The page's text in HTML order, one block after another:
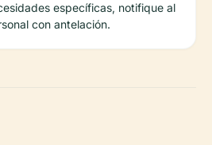
específicas, notifique al
con antelación.